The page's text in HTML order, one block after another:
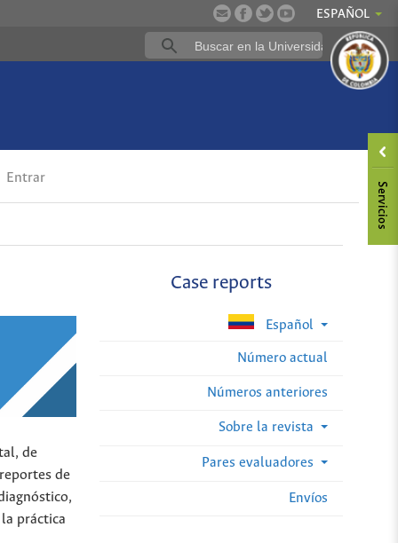
ESPAÑOL
Entrar
Case reports
Español
Número actual
Números anteriores
Sobre la revista
Pares evaluadores
Envíos
de
de
práctica